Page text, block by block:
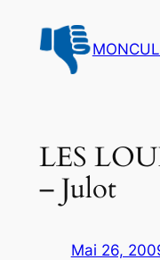
contenu
LES
– Julot
Mai 26,